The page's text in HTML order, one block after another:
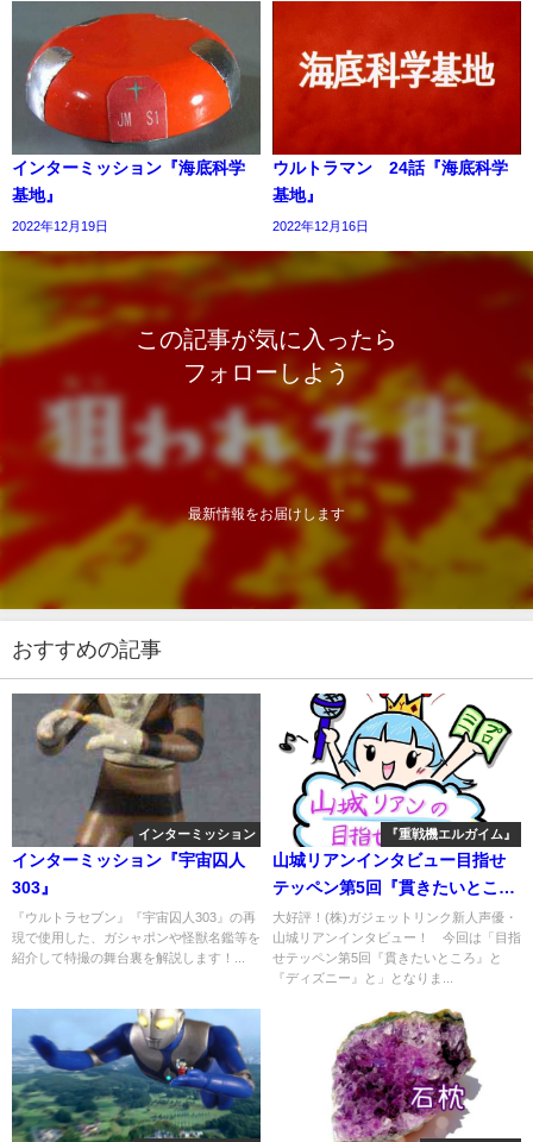
インターミッション『海底科学
基地』
2022年12月19日
ウルトラマン 24話『海底科学
基地』
2022年12月16日
この記事が気に入ったら
フォローしよう
最新情報をお届けします
おすすめの記事
インターミッション
インターミッション『宇宙囚人
303』
『ウルトラセブン』『宇宙囚人303』の再
現で使用した、ガシャポンや怪獣名鑑等を
紹介して特撮の舞台裏を解説します！...
『重戦機エルガイム』
山城リアンインタビュー目指せ
テッペン第5回『貫きたいとこ
ろ』と『ディズニー』と
大好評！(株)ガジェットリンク新人声優・
山城リアンインタビュー！ 今回は「目指
せテッペン第5回『貫きたいところ』と
『ディズニー』と」となりま...